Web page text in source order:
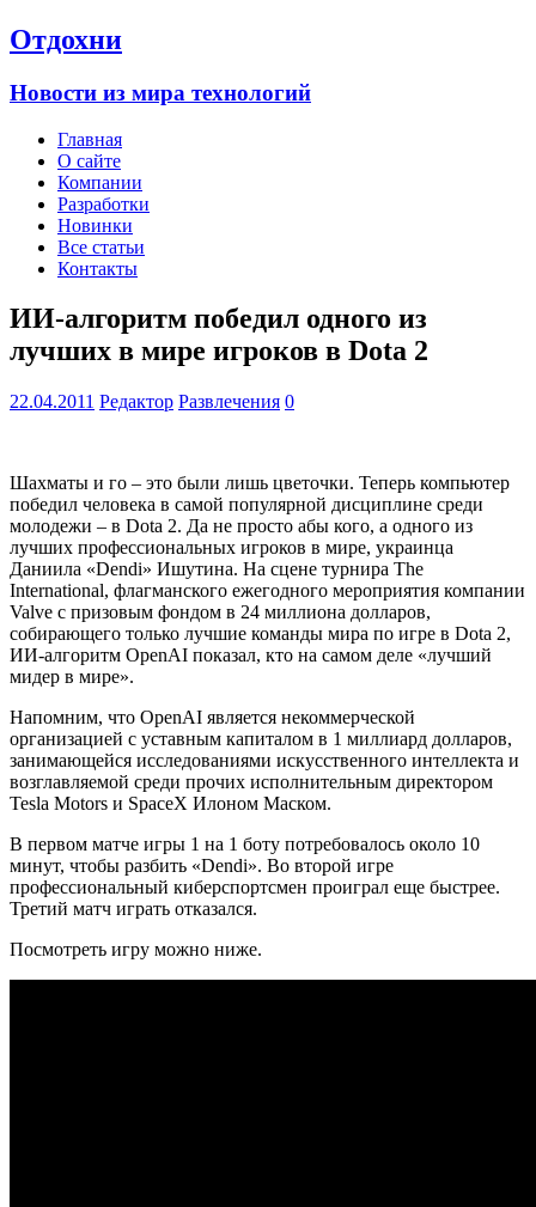
Отдохни
Новости из мира технологий
Главная
О сайте
Компании
Разработки
Новинки
Все статьи
Контакты
ИИ-алгоритм победил одного из
лучших в мире игроков в Dota 2
22.04.2011 Редактор Развлечения 0
Шахматы и го – это были лишь цветочки. Теперь компьютер
победил человека в самой популярной дисциплине среди
молодежи – в Dota 2. Да не просто абы кого, а одного из
лучших профессиональных игроков в мире, украинца
Даниила «Dendi» Ишутина. На сцене турнира The
International, флагманского ежегодного мероприятия компании
Valve с призовым фондом в 24 миллиона долларов,
собирающего только лучшие команды мира по игре в Dota 2,
ИИ-алгоритм OpenAI показал, кто на самом деле «лучший
мидер в мире».
Напомним, что OpenAI является некоммерческой
организацией с уставным капиталом в 1 миллиард долларов,
занимающейся исследованиями искусственного интеллекта и
возглавляемой среди прочих исполнительным директором
Tesla Motors и SpaceX Илоном Маском.
В первом матче игры 1 на 1 боту потребовалось около 10
минут, чтобы разбить «Dendi». Во второй игре
профессиональный киберспортсмен проиграл еще быстрее.
Третий матч играть отказался.
Посмотреть игру можно ниже.